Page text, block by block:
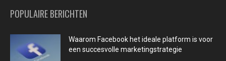
POPULAIRE BERICHTEN
Waarom Facebook het ideale platform is voor
een succesvolle marketingstrategie